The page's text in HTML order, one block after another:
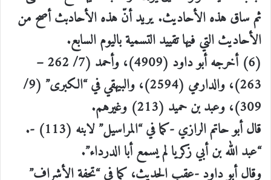
ثم ساق هذه الأحاديث. يريد أنّ هذه الأحادبث أصح من
الأحاديث التي فيها تقييد التسمية باليوم السابع.
(6) أخرجه أبو داود (4909)، وأحمد (7/ 262 –
263)، والدارمي (2594)، والبيهقي في “الكبرى” (9/
309)، وعبد بن حميد (213) وغيرهم.
قال أبو حاتم الرازي -كما في “المراسيل” لابنه (113) -.
“عبد الله بن أبي زكريا لم يسمع أبا الدرداء”.
وقال أبو داود -عقب الحديث، كما في “تحفة الأشراف”